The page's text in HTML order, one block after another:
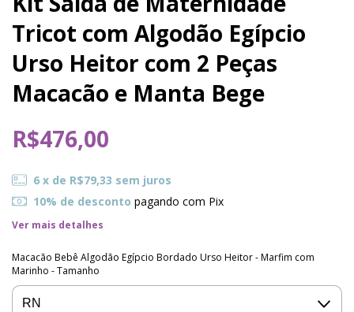
Tricot com Algodão Egípcio
Urso Heitor com 2 Peças
Macacão e Manta Bege
R$476,00
6 x de R$79,33 sem juros
10% de desconto pagando com Pix
Ver mais detalhes
Macacão Bebê Algodão Egípcio Bordado Urso Heitor - Marfim com
Marinho - Tamanho